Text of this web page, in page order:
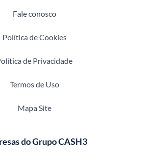
Fale conosco
Política de Cookies
de Privacidade
Termos de Uso
Mapa Site
do Grupo CASH3